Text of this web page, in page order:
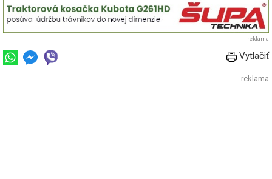
reklama
Vytlačiť
reklama